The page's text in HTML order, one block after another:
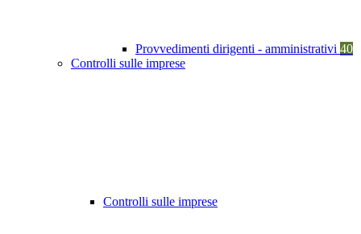
Provvedimenti dirigenti - amministrativi 40
Controlli sulle imprese
Controlli sulle imprese